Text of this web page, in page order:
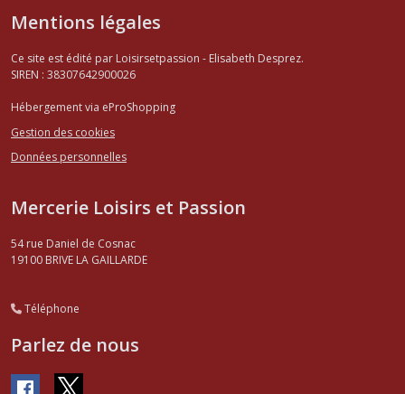
Mentions légales
Ce site est édité par Loisirsetpassion - Elisabeth Desprez.
SIREN : 38307642900026
Hébergement via eProShopping
Gestion des cookies
Données personnelles
Mercerie Loisirs et Passion
54 rue Daniel de Cosnac
19100 BRIVE LA GAILLARDE
Téléphone
Parlez de nous